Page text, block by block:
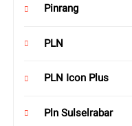
Pinrang
PLN
PLN Icon Plus
Pln Sulselrabar